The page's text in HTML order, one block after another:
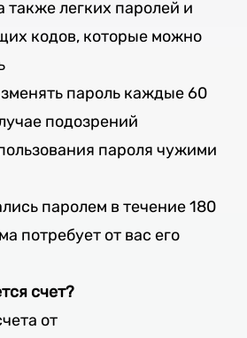
также легких паролей и
кодов, которые можно
пароль каждые 60
подозрений
пароля чужими
паролем в течение 180
потребует от вас его
счет?
от